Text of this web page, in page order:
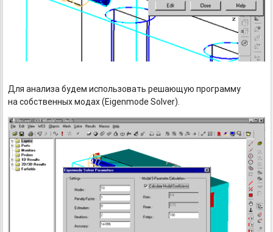
Для анализа будем использовать решающую программу
на собственных модах (Eigenmode Solver).